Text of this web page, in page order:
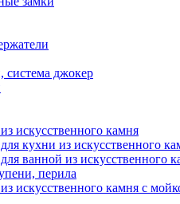
система джокер
искусственного камня
кухни из искусственного
ванной из искусственного
перила
искусственного камня с